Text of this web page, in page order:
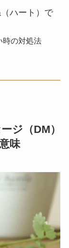
ハート）で
時の対処法
ジ（DM）
味